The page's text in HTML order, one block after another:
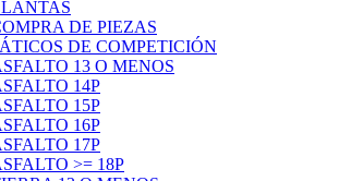
DE PIEZAS
DE COMPETICIÓN
13 O MENOS
14P
15P
16P
17P
>= 18P